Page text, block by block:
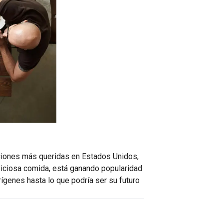
más queridas en Estados Unidos,
comida, está ganando popularidad
hasta lo que podría ser su futuro